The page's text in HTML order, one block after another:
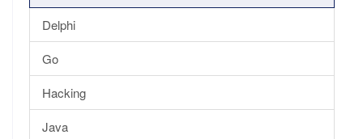
Delphi
Go
Hacking
Java